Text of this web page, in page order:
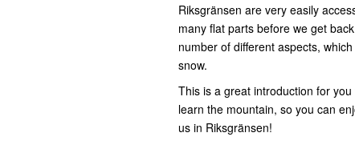
Riksgränsen are very easily
many flat parts before we get
number of different aspects,
snow.
This is a great introduction for
learn the mountain, so you can
us in Riksgränsen!